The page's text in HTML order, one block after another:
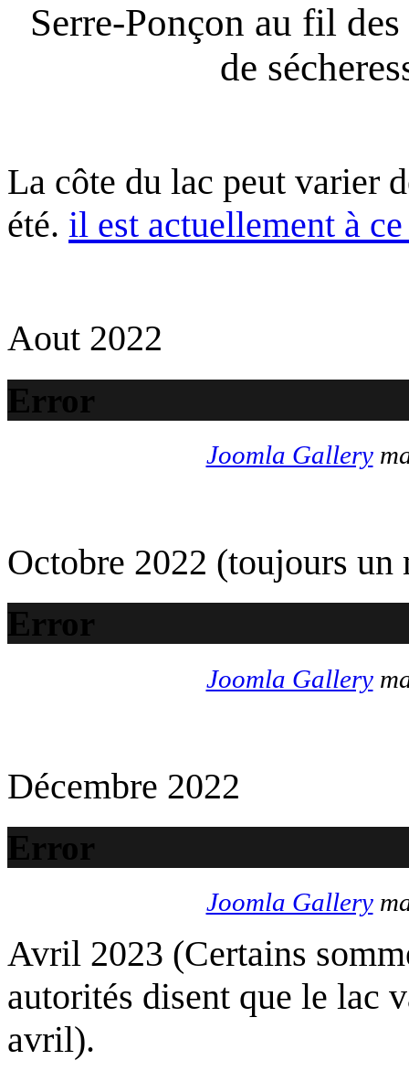
Serre-Ponçon au fil
de
La côte du lac peut varier
été. il est actuellement à
Aout 2022
Error
Joomla Gallery
Octobre 2022 (toujours un
Error
Joomla Gallery
Décembre 2022
Error
Joomla Gallery
Avril 2023 (Certains
autorités disent que le lac
avril).